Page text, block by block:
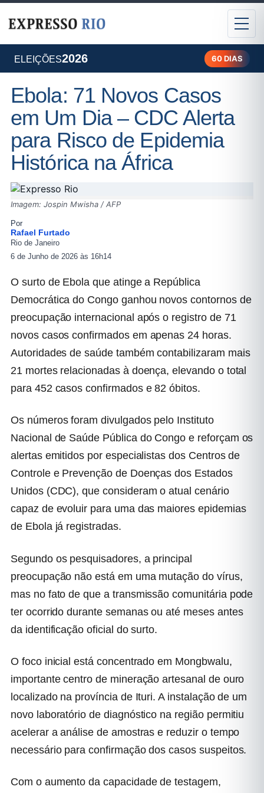
ELEIÇÕES2026 60 DIAS
Ebola: 71 Novos Casos
em Um Dia – CDC Alerta
para Risco de Epidemia
Histórica na África
Imagem: Jospin Mwisha / AFP
Por
Rafael Furtado
Rio de Janeiro
6 de Junho de 2026 às 16h14
O surto de Ebola que atinge a República
Democrática do Congo ganhou novos contornos de
preocupação internacional após o registro de 71
novos casos confirmados em apenas 24 horas.
Autoridades de saúde também contabilizaram mais
21 mortes relacionadas à doença, elevando o total
para 452 casos confirmados e 82 óbitos.
Os números foram divulgados pelo Instituto
Nacional de Saúde Pública do Congo e reforçam os
alertas emitidos por especialistas dos Centros de
Controle e Prevenção de Doenças dos Estados
Unidos (CDC), que consideram o atual cenário
capaz de evoluir para uma das maiores epidemias
de Ebola já registradas.
Segundo os pesquisadores, a principal
preocupação não está em uma mutação do vírus,
mas no fato de que a transmissão comunitária pode
ter ocorrido durante semanas ou até meses antes
da identificação oficial do surto.
O foco inicial está concentrado em Mongbwalu,
importante centro de mineração artesanal de ouro
localizado na província de Ituri. A instalação de um
novo laboratório de diagnóstico na região permitiu
acelerar a análise de amostras e reduzir o tempo
necessário para confirmação dos casos suspeitos.
Com o aumento da capacidade de testagem,